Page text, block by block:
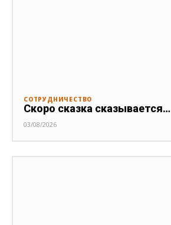
СОТРУДНИЧЕСТВО
Скоро сказка сказывается…
03/08/2026